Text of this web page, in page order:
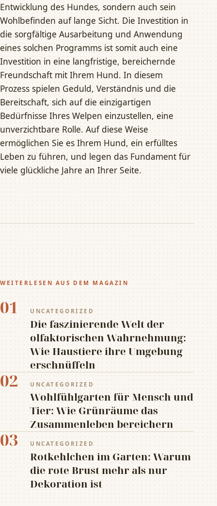
Entwicklung des Hundes, sondern auch sein
Wohlbefinden auf lange Sicht. Die Investition in
die sorgfältige Ausarbeitung und Anwendung
eines solchen Programms ist somit auch eine
Investition in eine langfristige, bereichernde
Freundschaft mit Ihrem Hund. In diesem
Prozess spielen Geduld, Verständnis und die
Bereitschaft, sich auf die einzigartigen
Bedürfnisse Ihres Welpen einzustellen, eine
unverzichtbare Rolle. Auf diese Weise
ermöglichen Sie es Ihrem Hund, ein erfülltes
Leben zu führen, und legen das Fundament für
viele glückliche Jahre an Ihrer Seite.
WEITERLESEN AUS DEM MAGAZIN
01 UNCATEGORIZED
Die faszinierende Welt der
olfaktorischen Wahrnehmung:
Wie Haustiere ihre Umgebung
erschnüffeln
02 UNCATEGORIZED
Wohlfühlgarten für Mensch und
Tier: Wie Grünräume das
Zusammenleben bereichern
03 UNCATEGORIZED
Rotkehlchen im Garten: Warum
die rote Brust mehr als nur
Dekoration ist